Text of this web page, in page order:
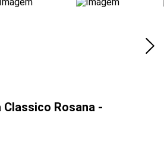
Rosana -